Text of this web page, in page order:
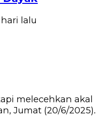
hari lalu
melecehkan akal
Jumat (20/6/2025).